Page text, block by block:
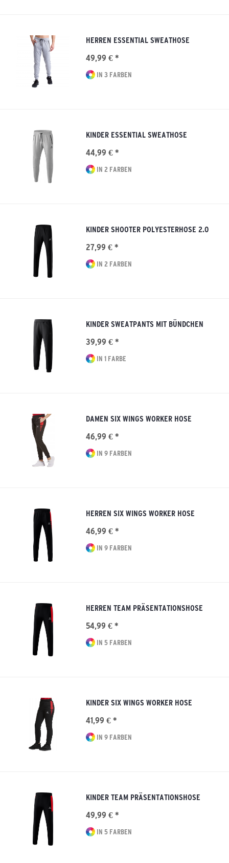
HERREN ESSENTIAL SWEATHOSE
49,99 € *
IN 3 FARBEN
KINDER ESSENTIAL SWEATHOSE
44,99 € *
IN 2 FARBEN
KINDER SHOOTER POLYESTERHOSE 2.0
27,99 € *
IN 2 FARBEN
KINDER SWEATPANTS MIT BÜNDCHEN
39,99 € *
IN 1 FARBE
DAMEN SIX WINGS WORKER HOSE
46,99 € *
IN 9 FARBEN
HERREN SIX WINGS WORKER HOSE
46,99 € *
IN 9 FARBEN
HERREN TEAM PRÄSENTATIONSHOSE
54,99 € *
IN 5 FARBEN
KINDER SIX WINGS WORKER HOSE
41,99 € *
IN 9 FARBEN
KINDER TEAM PRÄSENTATIONSHOSE
49,99 € *
IN 5 FARBEN